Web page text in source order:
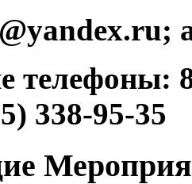
телефоны:
338-95-35